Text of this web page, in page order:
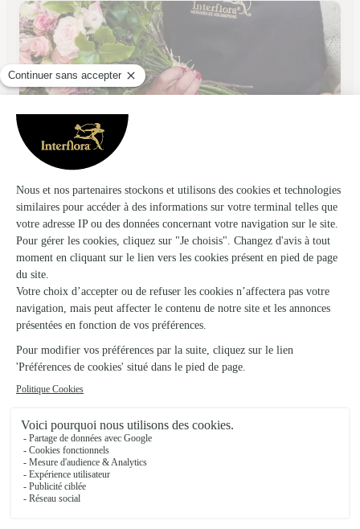
Floreal
Brienon Sur Armancon
★★★★★ 4.5 (32)
59, Grande Rue
Voir la boutique
Ils ont fait livrer des fleurs ou une plante à
Champs-sur-Yonne
Site très interactif !!!
Site très interactif !!!
30/05/2026